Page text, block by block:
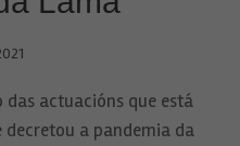
das actuacións que está
decretou a pandemia da